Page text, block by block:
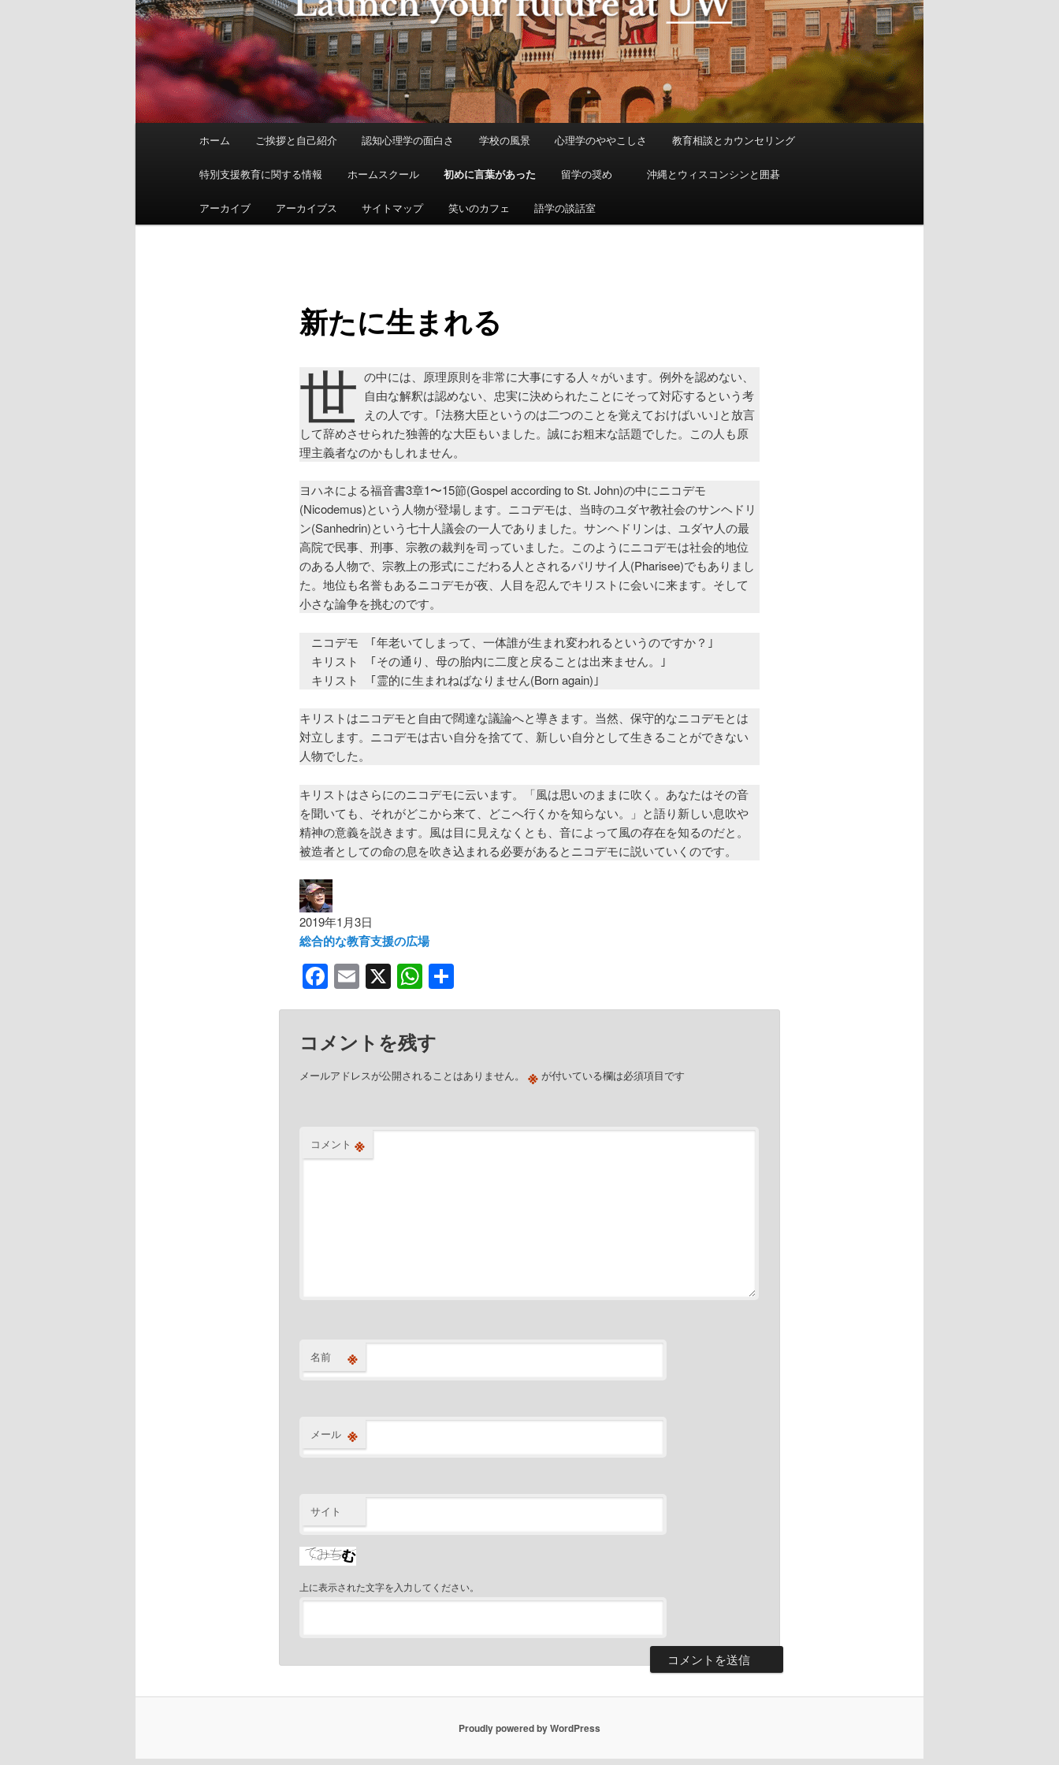
ュ
ホーム ご挨拶と自己紹介 認知心理学の面白さ 学校の風景 心理学のややこしさ 教育相談とカウンセリング
特別支援教育に関する情報 ホームスクール 初めに言葉があった 留学の奨め 沖縄とウィスコンシンと囲碁
アーカイブ アーカイブス サイトマップ 笑いのカフェ 語学の談話室
新たに生まれる
世 の中には、原理原則を非常に大事にする人々がいます。例外を認めない、
自由な解釈は認めない、忠実に決められたことにそって対応するという考
えの人です。｢法務大臣というのは二つのことを覚えておけばいい｣と放言
して辞めさせられた独善的な大臣もいました。誠にお粗末な話題でした。この人も原
理主義者なのかもしれません。
ヨハネによる福音書3章1〜15節(Gospel according to St. John)の中にニコデモ
(Nicodemus)という人物が登場します。ニコデモは、当時のユダヤ教社会のサンヘドリ
ン(Sanhedrin)という七十人議会の一人でありました。サンヘドリンは、ユダヤ人の最
高院で民事、刑事、宗教の裁判を司っていました。このようにニコデモは社会的地位
のある人物で、宗教上の形式にこだわる人とされるパリサイ人(Pharisee)でもありまし
た。地位も名誉もあるニコデモが夜、人目を忍んでキリストに会いに来ます。そして
小さな論争を挑むのです。
ニコデモ ｢年老いてしまって、一体誰が生まれ変われるというのですか？｣
キリスト ｢その通り、母の胎内に二度と戻ることは出来ません。｣
キリスト ｢霊的に生まれねばなりません(Born again)｣
キリストはニコデモと自由で闊達な議論へと導きます。当然、保守的なニコデモとは
対立します。ニコデモは古い自分を捨てて、新しい自分として生きることができない
人物でした。
キリストはさらにのニコデモに云います。「風は思いのままに吹く。あなたはその音
を聞いても、それがどこから来て、どこへ行くかを知らない。」と語り新しい息吹や
精神の意義を説きます。風は目に見えなくとも、音によって風の存在を知るのだと。
被造者としての命の息を吹き込まれる必要があるとニコデモに説いていくのです。
2019年1月3日
総合的な教育支援の広場
Facebook
Email
X WhatsApp
共
有
コメントを残す
メールアドレスが公開されることはありません。 ※が付いている欄は必須項目です
コメント ※
名前 ※
メール ※
サイト
上に表示された文字を入力してください。
Proudly powered by WordPress